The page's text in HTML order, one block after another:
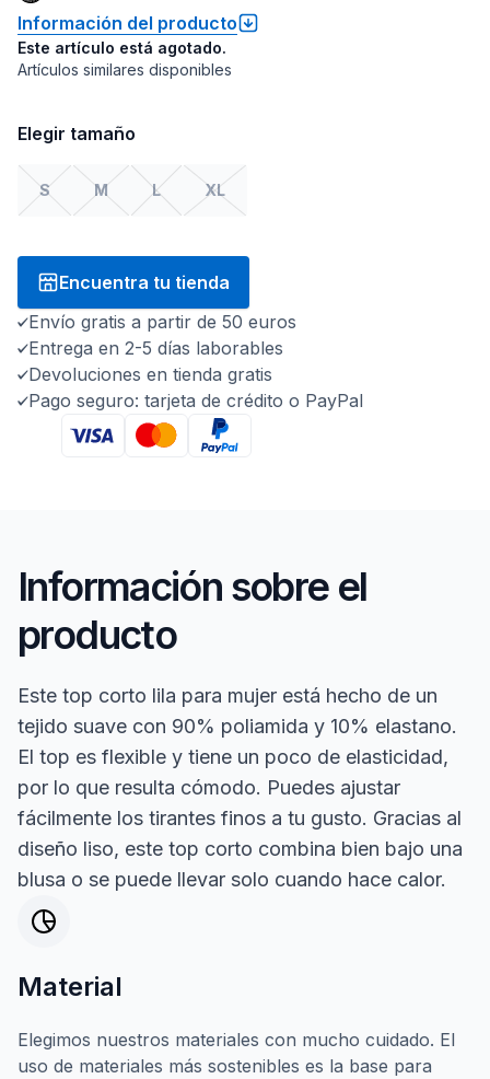
Información del producto
Este artículo está agotado.
Artículos similares disponibles
Elegir tamaño
S M L XL
Encuentra tu tienda
Envío gratis a partir de 50 euros
Entrega en 2-5 días laborables
Devoluciones en tienda gratis
Pago seguro: tarjeta de crédito o PayPal
Información sobre el
producto
Este top corto lila para mujer está hecho de un
tejido suave con 90% poliamida y 10% elastano.
El top es flexible y tiene un poco de elasticidad,
por lo que resulta cómodo. Puedes ajustar
fácilmente los tirantes finos a tu gusto. Gracias al
diseño liso, este top corto combina bien bajo una
blusa o se puede llevar solo cuando hace calor.
Material
Elegimos nuestros materiales con mucho cuidado. El
uso de materiales más sostenibles es la base para